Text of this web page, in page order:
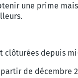
une prime
clôturées depuis
de décembre